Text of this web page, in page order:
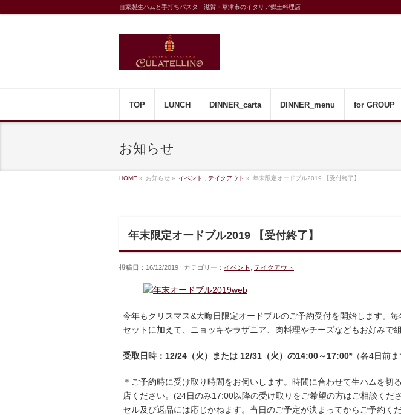
自家製生ハムと手打ちパスタ 滋賀・草津市のイタリア郷土料理店
TOP LUNCH DINNER_carta DINNER_menu for GROUP
お知らせ
HOME » お知らせ » イベント テイクアウト » 年末限定オードブル2019 【受付終了】
年末限定オードブル2019 【受付終了】
投稿日：16/12/2019 | カテゴリー： イベント テイクアウト
今年もクリスマス&大晦日限定オードブルのご予約受付を開始します。
セットに加えて、ニョッキやラザニア、肉料理やチーズなどもお好みで
受取日時：12/24（火）または 12/31（火）の14:00～17:00*（各4日前ま
＊ご予約時に受け取り時間をお伺いします。時間に合わせて生ハムを切
店ください。(24日のみ17:00以降の受け取りをご希望の方はご相談くだ
セル及び返品には応じかねます。当日のご予定が決まってからご予約く